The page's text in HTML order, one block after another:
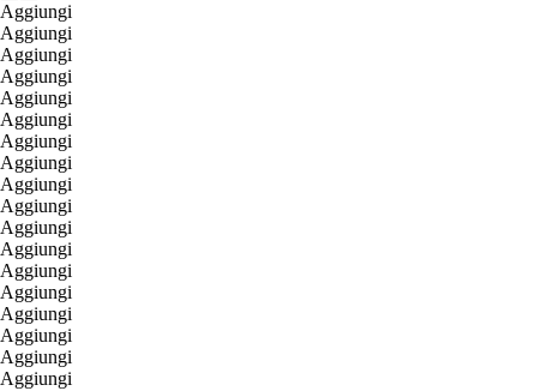
Aggiungi
Aggiungi
Aggiungi
Aggiungi
Aggiungi
Aggiungi
Aggiungi
Aggiungi
Aggiungi
Aggiungi
Aggiungi
Aggiungi
Aggiungi
Aggiungi
Aggiungi
Aggiungi
Aggiungi
Aggiungi